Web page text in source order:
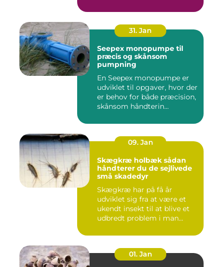
31. Jan
Seepex monopumpe til
præcis og skånsom
pumpning
En Seepex monopumpe er
udviklet til opgaver, hvor der
er behov for både præcision,
skånsom håndterin...
09. Jan
Skægkræ holbæk sådan
håndterer du de sejlivede
små skadedyr
Skægkræ har på få år
udviklet sig fra at være et
ukendt insekt til at blive et
udbredt problem i man...
01. Jan